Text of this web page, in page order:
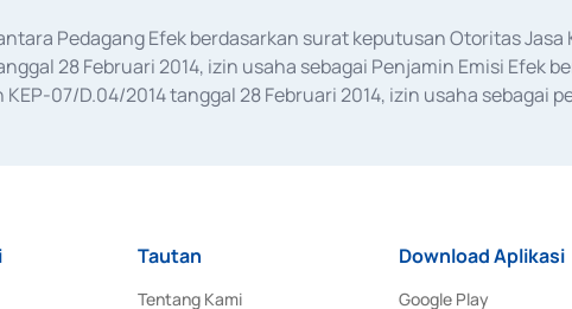
Pedagang Efek berdasarkan surat keputusan Otoritas Jasa
28 Februari 2014, izin usaha sebagai Penjamin Emisi Efek
07/D.04/2014 tanggal 28 Februari 2014, izin usaha sebagai
Tautan
Tentang Kami
Download Aplikasi
Google Play